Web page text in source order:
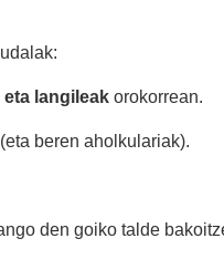
langileakorokorrean.
beren aholkulariak).
den goiko talde